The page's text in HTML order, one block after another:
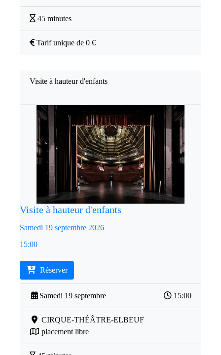
45 minutes
Tarif unique de 0 €
Visite à hauteur d'enfants
Visite à hauteur d'enfants
Samedi 19 septembre 2026
15:00
Réserver
Samedi 19 septembre 15:00
CIRQUE-THÉÂTRE-ELBEUF
placement libre